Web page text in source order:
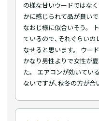
の様な甘いウードではな
かに感じられて品が良い
なおじ様に似合いそう。
ているので､それぐらいの
なせると思います。 ウー
かなり男性よりで女性が
た。 エアコンが効いてい
ないですが､秋冬の方が合